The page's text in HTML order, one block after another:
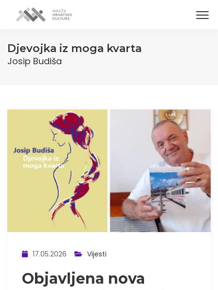
Djevojka iz moga kvarta
Josip Budiša
17.05.2026 Vijesti
Objavljena nova